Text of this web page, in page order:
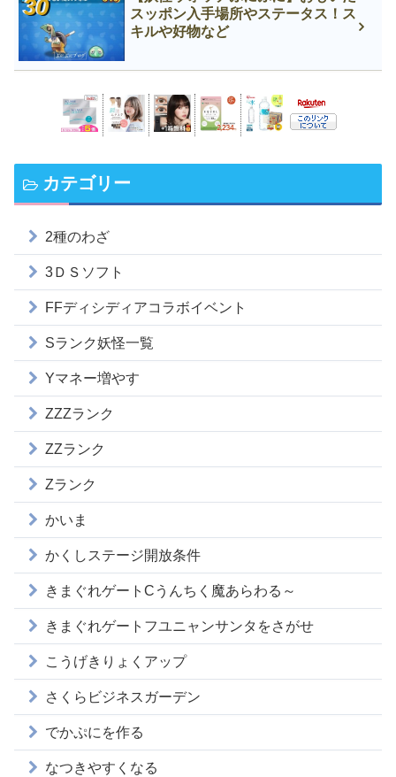
スッポン入手場所やステータス！ス
キルや好物など
カテゴリー
2種のわざ
3ＤＳソフト
FFディシディアコラボイベント
Sランク妖怪一覧
Yマネー増やす
ZZZランク
ZZランク
Zランク
かいま
かくしステージ開放条件
きまぐれゲートCうんちく魔あらわる～
きまぐれゲートフユニャンサンタをさがせ
こうげきりょくアップ
さくらビジネスガーデン
でかぷにを作る
なつきやすくなる